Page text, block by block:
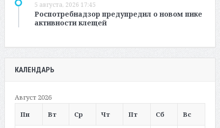
5 августа, 2026 17:45
Роспотребнадзор предупредил о новом пике
активности клещей
КАЛЕНДАРЬ
Август 2026
Пн
Вт Ср Чт Пт Сб Вс